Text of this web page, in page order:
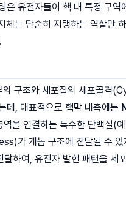
유전자들이 핵 내 특정 구역
는 단순히 지탱하는 역할만
조와 세포질의 세포골격
데, 대표적으로 핵막 내측에는
을 연결하는 특수한 단백질(
가 게놈 구조에 전달될 수
하여, 유전자 발현 패턴을 세